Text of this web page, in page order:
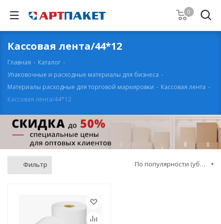
0
Кассовая лента/44*12
Главная - Каталог -
Упаковочные и расходные материалы для бизнеса -
Материалы расходные для торговой маркировки - Кассовая лента -
Кассовая лента/44*12
Фильтр По популярности (убывание)